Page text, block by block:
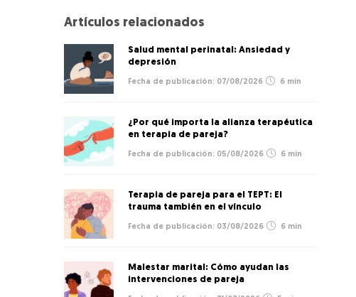
Artículos relacionados
Salud mental perinatal: Ansiedad y
depresión
07/08/2026 6 min
¿Por qué importa la alianza terapéutica
en terapia de pareja?
05/08/2026 6 min
Terapia de pareja para el TEPT: El
trauma también en el vínculo
03/08/2026 6 min
Malestar marital: Cómo ayudan las
intervenciones de pareja